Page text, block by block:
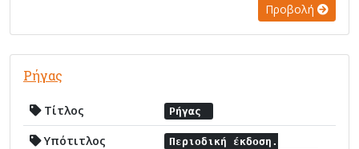
Προβολή
Ρήγας
Τίτλος Ρήγας
Υπότιτλος
Περιοδική έκδοση.